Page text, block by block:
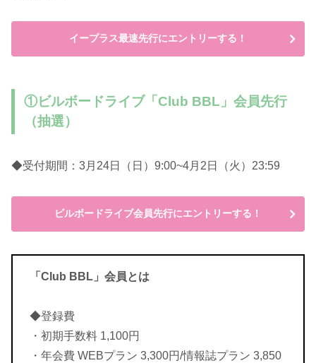
イープラス最速先行にエントリーする！
①ビルボードライブ「Club BBL」会員先行
（抽選）
◆受付期間：3月24日（日）9:00~4月2日（火）23:59
ビルボードライブ会員先行にエントリーする！
「Club BBL」会員とは
◆登録費
・初期手数料 1,100円
・年会費 WEBプラン 3,300円/情報誌プラン 3,850